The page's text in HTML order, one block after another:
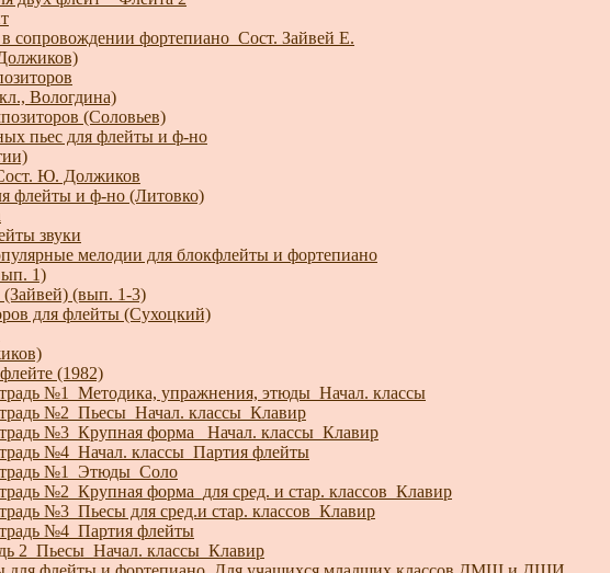
сопровождении фортепиано_Сост. Зайвей Е.
Вологдина)
(Соловьев)
пьес для флейты и ф-но
Ю. Должиков
флейты и ф-но (Литовко)
звуки
мелодии для блокфлейты и фортепиано
1)
(вып. 1-3)
для флейты (Сухоцкий)
(1982)
№1_Методика, упражнения, этюды_Начал. классы
№2_Пьесы_Начал. классы_Клавир
№3_Крупная форма_ Начал. классы_Клавир
№4_Начал. классы_Партия флейты
№1_Этюды_Соло
№2_Крупная форма_для сред. и стар. классов_Клавир
№3_Пьесы для сред.и стар. классов_Клавир
№4_Партия флейты
2_Пьесы_Начал. классы_Клавир